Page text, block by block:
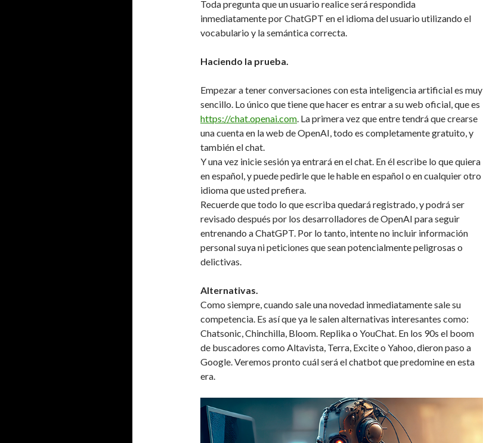
Toda pregunta que un usuario realice será respondida
inmediatamente por ChatGPT en el idioma del usuario utilizando el
vocabulario y la semántica correcta.
Haciendo la prueba.
Empezar a tener conversaciones con esta inteligencia artificial es muy
sencillo. Lo único que tiene que hacer es entrar a su web oficial, que es
https://chat.openai.com. La primera vez que entre tendrá que crearse
una cuenta en la web de OpenAI, todo es completamente gratuito, y
también el chat.
Y una vez inicie sesión ya entrará en el chat. En él escribe lo que quiera
en español, y puede pedirle que le hable en español o en cualquier otro
idioma que usted prefiera.
Recuerde que todo lo que escriba quedará registrado, y podrá ser
revisado después por los desarrolladores de OpenAI para seguir
entrenando a ChatGPT. Por lo tanto, intente no incluir información
personal suya ni peticiones que sean potencialmente peligrosas o
delictivas.
Alternativas.
Como siempre, cuando sale una novedad inmediatamente sale su
competencia. Es así que ya le salen alternativas interesantes como:
Chatsonic, Chinchilla, Bloom. Replika o YouChat. En los 90s el boom
de buscadores como Altavista, Terra, Excite o Yahoo, dieron paso a
Google. Veremos pronto cuál será el chatbot que predomine en esta
era.